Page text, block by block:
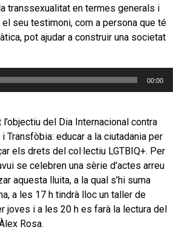
transsexualitat en termes generals i
seu testimoni, com a persona que té
pot ajudar a construir una societat
00:00
del Dia Internacional contra
Transfòbia: educar a la ciutadania per
els drets del col·lectiu LGTBIQ+. Per
se celebren una sèrie d’actes arreu
aquesta lluita, a la qual s’hi suma
a les 17 h tindrà lloc un taller de
joves i a les 20 h es farà la lectura del
Rosa.